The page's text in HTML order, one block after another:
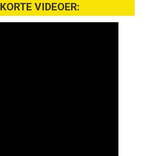
KORTE VIDEOER: